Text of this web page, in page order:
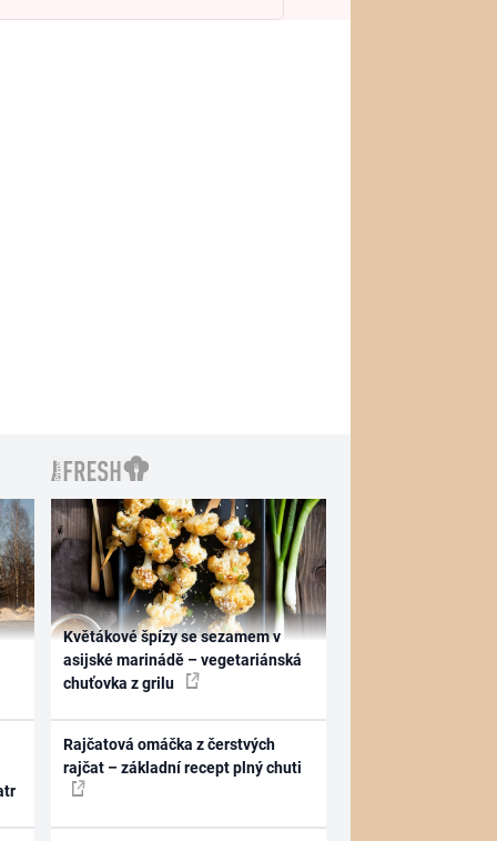
Květákové špízy se sezamem v
asijské marinádě – vegetariánská
chuťovka z grilu
Rajčatová omáčka z čerstvých
rajčat – základní recept plný chuti